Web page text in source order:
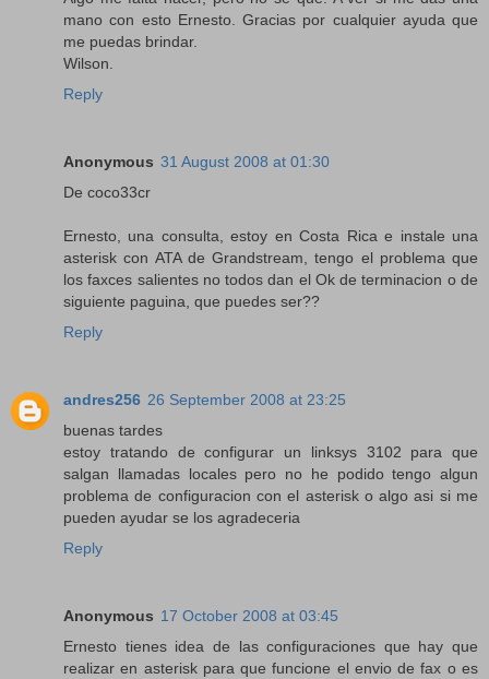
mano con esto Ernesto. Gracias por cualquier ayuda que
me puedas brindar.
Wilson.
Reply
Anonymous 31 August 2008 at 01:30
De coco33cr
Ernesto, una consulta, estoy en Costa Rica e instale una
asterisk con ATA de Grandstream, tengo el problema que
los faxces salientes no todos dan el Ok de terminacion o de
siguiente paguina, que puedes ser??
Reply
andres256 26 September 2008 at 23:25
buenas tardes
estoy tratando de configurar un linksys 3102 para que
salgan llamadas locales pero no he podido tengo algun
problema de configuracion con el asterisk o algo asi si me
pueden ayudar se los agradeceria
Reply
Anonymous 17 October 2008 at 03:45
Ernesto tienes idea de las configuraciones que hay que
realizar en asterisk para que funcione el envio de fax o es